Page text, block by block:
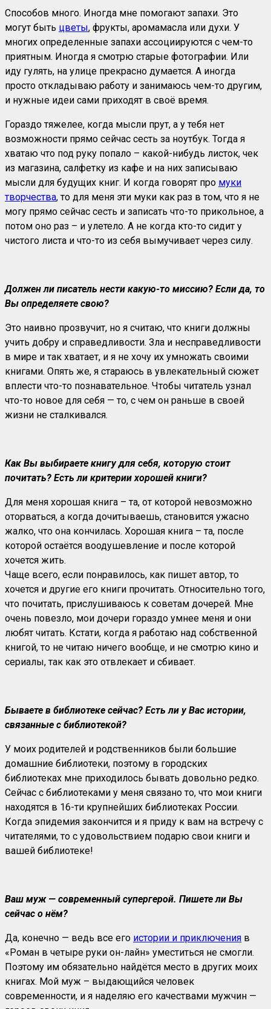
Способов много. Иногда мне помогают запахи. Это
могут быть цветы, фрукты, аромамасла или духи. У
многих определенные запахи ассоциируются с чем-то
приятным. Иногда я смотрю старые фотографии. Или
иду гулять, на улице прекрасно думается. А иногда
просто откладываю работу и занимаюсь чем-то другим,
и нужные идеи сами приходят в своё время.
Гораздо тяжелее, когда мысли прут, а у тебя нет
возможности прямо сейчас сесть за ноутбук. Тогда я
хватаю что под руку попало – какой-нибудь листок, чек
из магазина, салфетку из кафе и на них записываю
мысли для будущих книг. И когда говорят про муки
творчества, то для меня эти муки как раз в том, что я не
могу прямо сейчас сесть и записать что-то прикольное, а
потом оно раз – и улетело. А не когда кто-то сидит у
чистого листа и что-то из себя вымучивает через силу.
Должен ли писатель нести какую-то миссию? Если да, то
Вы определяете свою?
Это наивно прозвучит, но я считаю, что книги должны
учить добру и справедливости. Зла и несправедливости
в мире и так хватает, и я не хочу их умножать своими
книгами. Опять же, я стараюсь в увлекательный сюжет
вплести что-то познавательное. Чтобы читатель узнал
что-то новое для себя — то, с чем он раньше в своей
жизни не сталкивался.
Как Вы выбираете книгу для себя, которую стоит
почитать? Есть ли критерии хорошей книги?
Для меня хорошая книга – та, от которой невозможно
оторваться, а когда дочитываешь, становится ужасно
жалко, что она кончилась. Хорошая книга – та, после
которой остаётся воодушевление и после которой
хочется жить.
Чаще всего, если понравилось, как пишет автор, то
хочется и другие его книги прочитать. Относительно того,
что почитать, прислушиваюсь к советам дочерей. Мне
очень повезло, мои дочери гораздо умнее меня и они
любят читать. Кстати, когда я работаю над собственной
книгой, то не читаю ничего вообще, и не смотрю кино и
сериалы, так как это отвлекает и сбивает.
Бываете в библиотеке сейчас? Есть ли у Вас истории,
связанные с библиотекой?
У моих родителей и родственников были большие
домашние библиотеки, поэтому в городских
библиотеках мне приходилось бывать довольно редко.
Сейчас с библиотеками у меня связано то, что мои книги
находятся в 16-ти крупнейших библиотеках России.
Когда эпидемия закончится и я приду к вам на встречу с
читателями, то с удовольствием подарю свои книги и
вашей библиотеке!
Ваш муж — современный супергерой. Пишете ли Вы
сейчас о нём?
Да, конечно — ведь все его истории и приключения в
«Роман в четыре руки он-лайн» уместиться не смогли.
Поэтому им обязательно найдётся место в других моих
книгах. Мой муж – выдающийся человек
современности, и я наделяю его качествами мужчин —